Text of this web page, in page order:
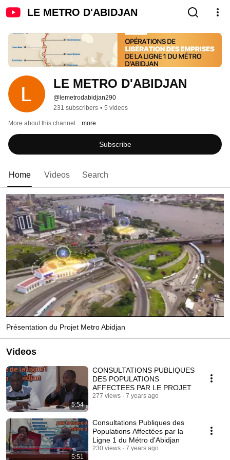
LE METRO D'ABIDJAN
LE METRO D'ABIDJAN
@lemetrodabidjan290
231 subscribers • 5 videos
More about this channel ...more
Subscribe
Home Videos Search
Présentation du Projet Metro Abidjan
Videos
5:54
CONSULTATIONS PUBLIQUES
DES POPULATIONS
AFFECTEES PAR LE PROJET
277 views 7 years ago
5:51
Consultations Publiques des
Populations Affectées par la
Ligne 1 du Métro d'Abidjan
230 views 7 years ago